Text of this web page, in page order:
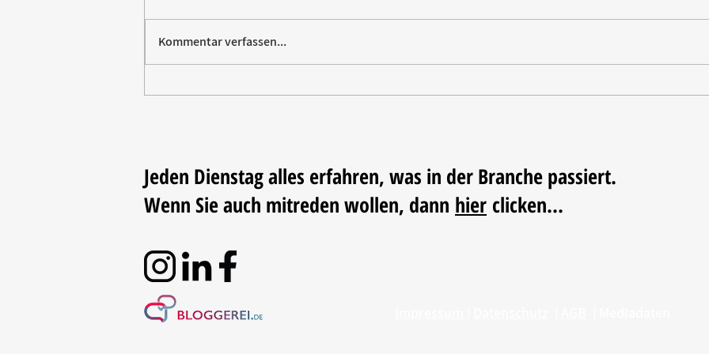
Paw Patrol erobert die
Tischdekoration mit Mehrwert:
Kommentar verfassen...
Jeden Dienstag alles erfahren, was in der Branche passiert.
Wenn Sie auch mitreden wollen, dann hier clicken...